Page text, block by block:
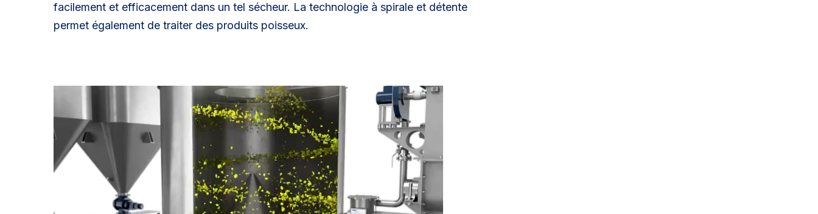
facilement et efficacement dans un tel sécheur. La technologie à spirale et détente
permet également de traiter des produits poisseux.